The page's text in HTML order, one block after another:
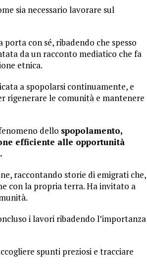
sia necessario lavorare sul
con sé, ribadendo che spesso
da un racconto mediatico che fa
etnica.
a spopolarsi continuamente, e
rigenerare le comunità e mantenere
dello spopolamento,
efficiente alle opportunità
raccontando storie di emigrati che,
con la propria terra. Ha invitato a
i lavori ribadendo l’importanza
spunti preziosi e tracciare